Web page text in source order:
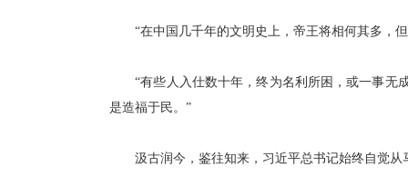
“在中国几千年的文明史上，帝王将相何其多，但
“有些人入仕数十年，终为名利所困，或一事无成
是造福于民。”
汲古润今，鉴往知来，习近平总书记始终自觉从